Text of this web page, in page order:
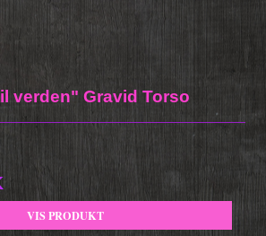
verden" Gravid Torso
VIS PRODUKT